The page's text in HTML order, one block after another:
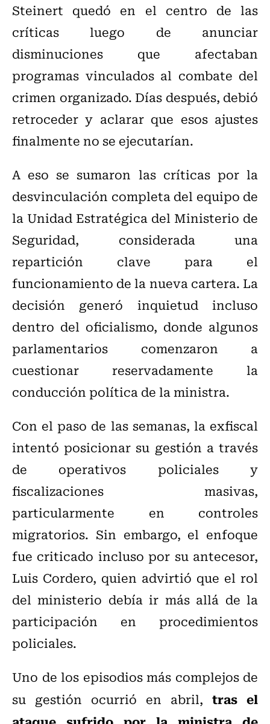
Steinert quedó en el centro de las
críticas luego de anunciar
disminuciones que afectaban
programas vinculados al combate del
crimen organizado. Días después, debió
retroceder y aclarar que esos ajustes
finalmente no se ejecutarían.
A eso se sumaron las críticas por la
desvinculación completa del equipo de
la Unidad Estratégica del Ministerio de
Seguridad, considerada una
repartición clave para el
funcionamiento de la nueva cartera. La
decisión generó inquietud incluso
dentro del oficialismo, donde algunos
parlamentarios comenzaron a
cuestionar reservadamente la
conducción política de la ministra.
Con el paso de las semanas, la exfiscal
intentó posicionar su gestión a través
de operativos policiales y
fiscalizaciones masivas,
particularmente en controles
migratorios. Sin embargo, el enfoque
fue criticado incluso por su antecesor,
Luis Cordero, quien advirtió que el rol
del ministerio debía ir más allá de la
participación en procedimientos
policiales.
Uno de los episodios más complejos de
su gestión ocurrió en abril, tras el